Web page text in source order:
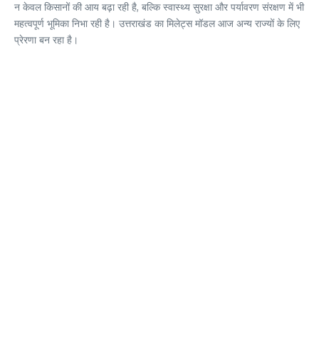
न केवल किसानों की आय बढ़ा रही है, बल्कि स्वास्थ्य सुरक्षा और पर्यावरण संरक्षण में भी
महत्वपूर्ण भूमिका निभा रही है। उत्तराखंड का मिलेट्स मॉडल आज अन्य राज्यों के लिए
प्रेरणा बन रहा है।